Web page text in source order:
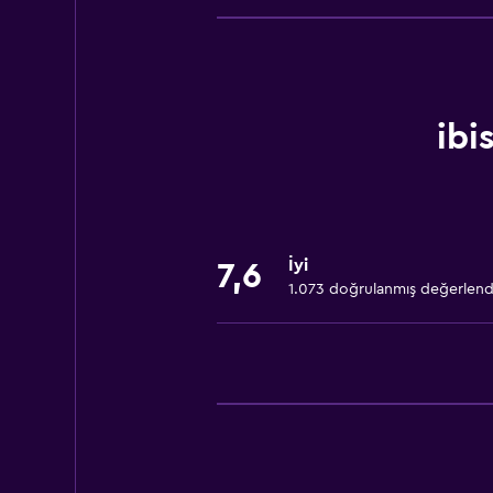
Sigara içilmeyen odalar mevcut
Engelli tuvalet tutamağı
Üst katlara asansörle erişilebilir
Hizmetler ve kolaylıklar
7,6 İyi
1.073 doğrulanmış